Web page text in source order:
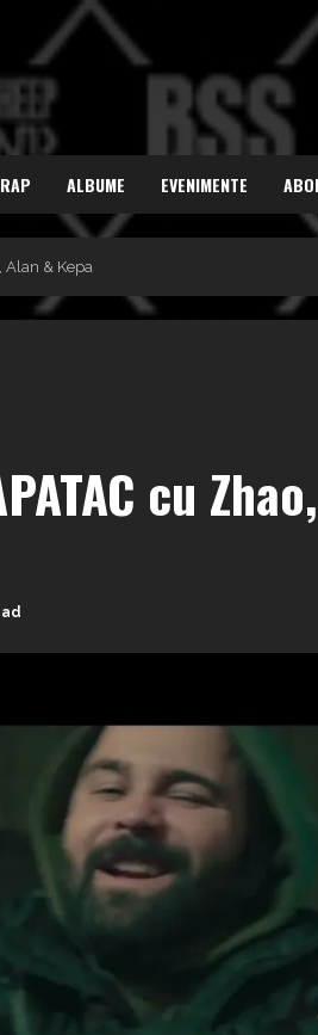
ALBUME EVENIMENTE
Alan & Kepa
cu